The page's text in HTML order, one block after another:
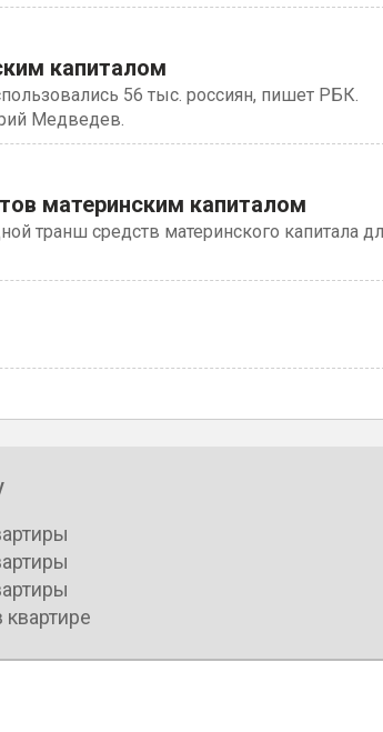
капиталом
56 тыс. россиян, пишет РБК.
Медведев.
материнским капиталом
транш средств материнского капитала
квартире